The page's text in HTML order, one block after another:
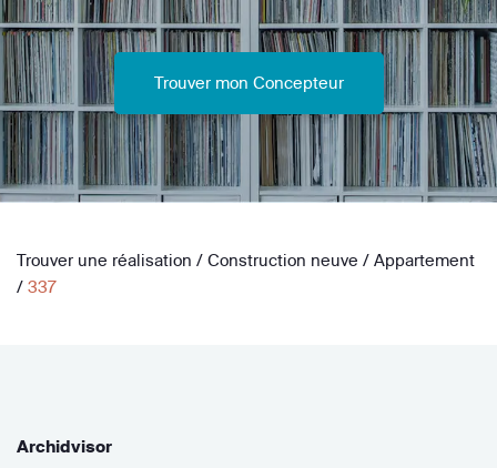
Trouver mon Concepteur
Trouver une réalisation / Construction neuve / Appartement
/ 337
Archidvisor